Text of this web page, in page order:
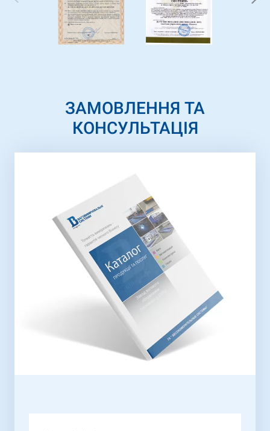
ЗАМОВЛЕННЯ ТА
КОНСУЛЬТАЦІЯ